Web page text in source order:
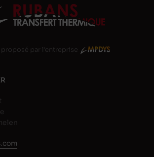
proposé par l'entreprise